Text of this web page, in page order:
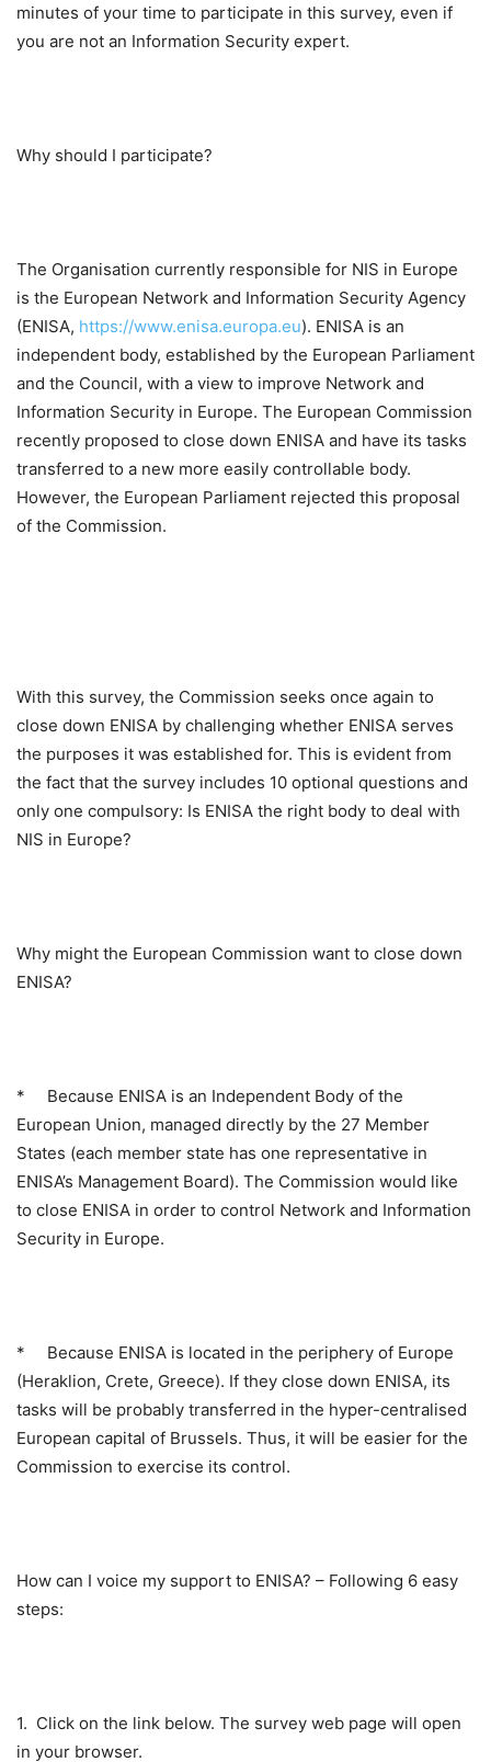
minutes of your time to participate in this survey, even if
you are not an Information Security expert.
Why should I participate?
The Organisation currently responsible for NIS in Europe
is the European Network and Information Security Agency
(ENISA, https://www.enisa.europa.eu). ENISA is an
independent body, established by the European Parliament
and the Council, with a view to improve Network and
Information Security in Europe. The European Commission
recently proposed to close down ENISA and have its tasks
transferred to a new more easily controllable body.
However, the European Parliament rejected this proposal
of the Commission.
With this survey, the Commission seeks once again to
close down ENISA by challenging whether ENISA serves
the purposes it was established for. This is evident from
the fact that the survey includes 10 optional questions and
only one compulsory: Is ENISA the right body to deal with
NIS in Europe?
Why might the European Commission want to close down
ENISA?
*
Because ENISA is an Independent Body of the
European Union, managed directly by the 27 Member
States (each member state has one representative in
ENISA’s Management Board). The Commission would like
to close ENISA in order to control Network and Information
Security in Europe.
*
Because ENISA is located in the periphery of Europe
(Heraklion, Crete, Greece). If they close down ENISA, its
tasks will be probably transferred in the hyper-centralised
European capital of Brussels. Thus, it will be easier for the
Commission to exercise its control.
How can I voice my support to ENISA? – Following 6 easy
steps:
1. Click on the link below. The survey web page will open
in your browser.